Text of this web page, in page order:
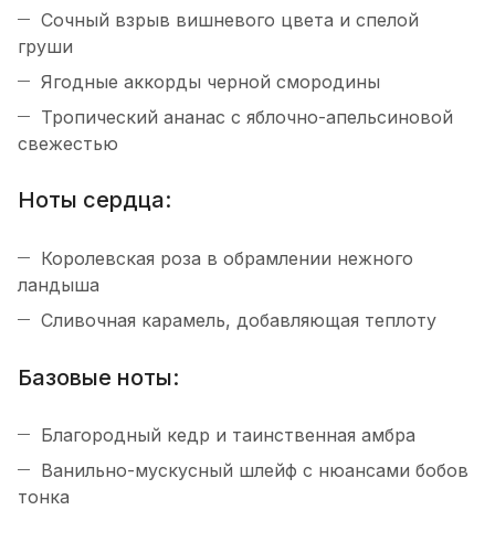
Сочный взрыв вишневого цвета и спелой
груши
Ягодные аккорды черной смородины
Тропический ананас с яблочно-апельсиновой
свежестью
Ноты сердца:
Королевская роза в обрамлении нежного
ландыша
Сливочная карамель, добавляющая теплоту
Базовые ноты:
Благородный кедр и таинственная амбра
Ванильно-мускусный шлейф с нюансами бобов
тонка